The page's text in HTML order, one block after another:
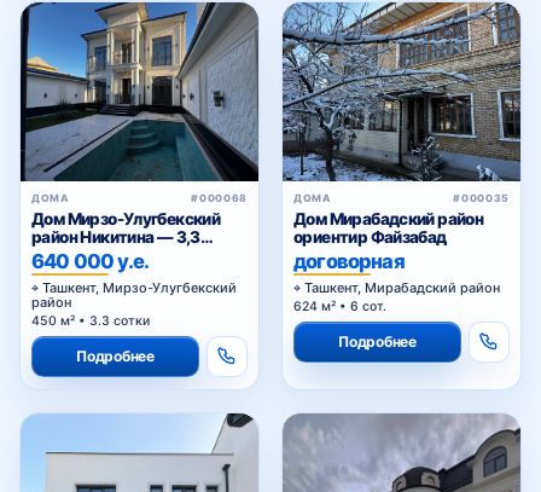
ДОМА #000068
Дом Мирзо-Улугбекский
район Никитина — 3,3
сотки, 2 бассейна
640 000 у.е.
Ташкент, Мирзо-Улугбекский
район
450 м² • 3.3 сотки
Подробнее
ДОМА #000035
Дом Мирабадский район
ориентир Файзабад
договорная
Ташкент, Мирабадский район
624 м² • 6 сот.
Подробнее